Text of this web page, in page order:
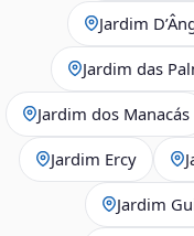
Jardim
Jardim das
Jardim dos Manacás
Jardim Ercy
Jardim